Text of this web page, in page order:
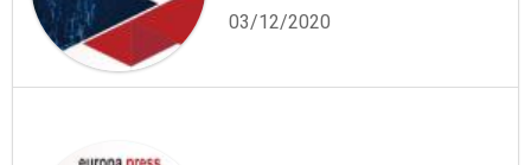
03/12/2020